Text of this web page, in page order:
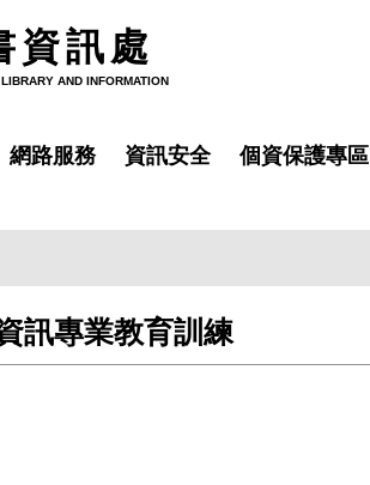
資訊處
AND INFORMATION
網路服務 資訊安全 個資保護專區
訊專業教育訓練